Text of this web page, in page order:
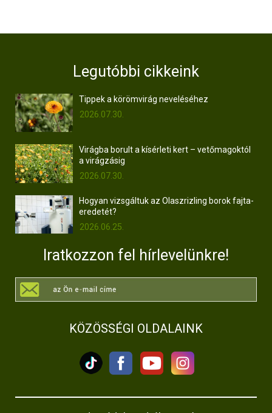
Legutóbbi cikkeink
Tippek a körömvirág neveléséhez
2026.07.30.
Virágba borult a kísérleti kert – vetőmagoktól
a virágzásig
2026.07.30.
Hogyan vizsgáltuk az Olaszrizling borok fajta-
eredetét?
2026.06.25.
Iratkozzon fel hírlevelünkre!
KÖZÖSSÉGI OLDALAINK